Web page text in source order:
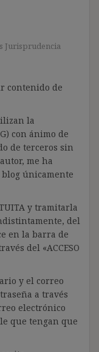
Jurisprudencia
contenido de
la
con ánimo de
de terceros sin
me ha
únicamente
y tramitarla
del
en la barra de
del «ACCESO
y el correo
a través
electrónico
que tengan que